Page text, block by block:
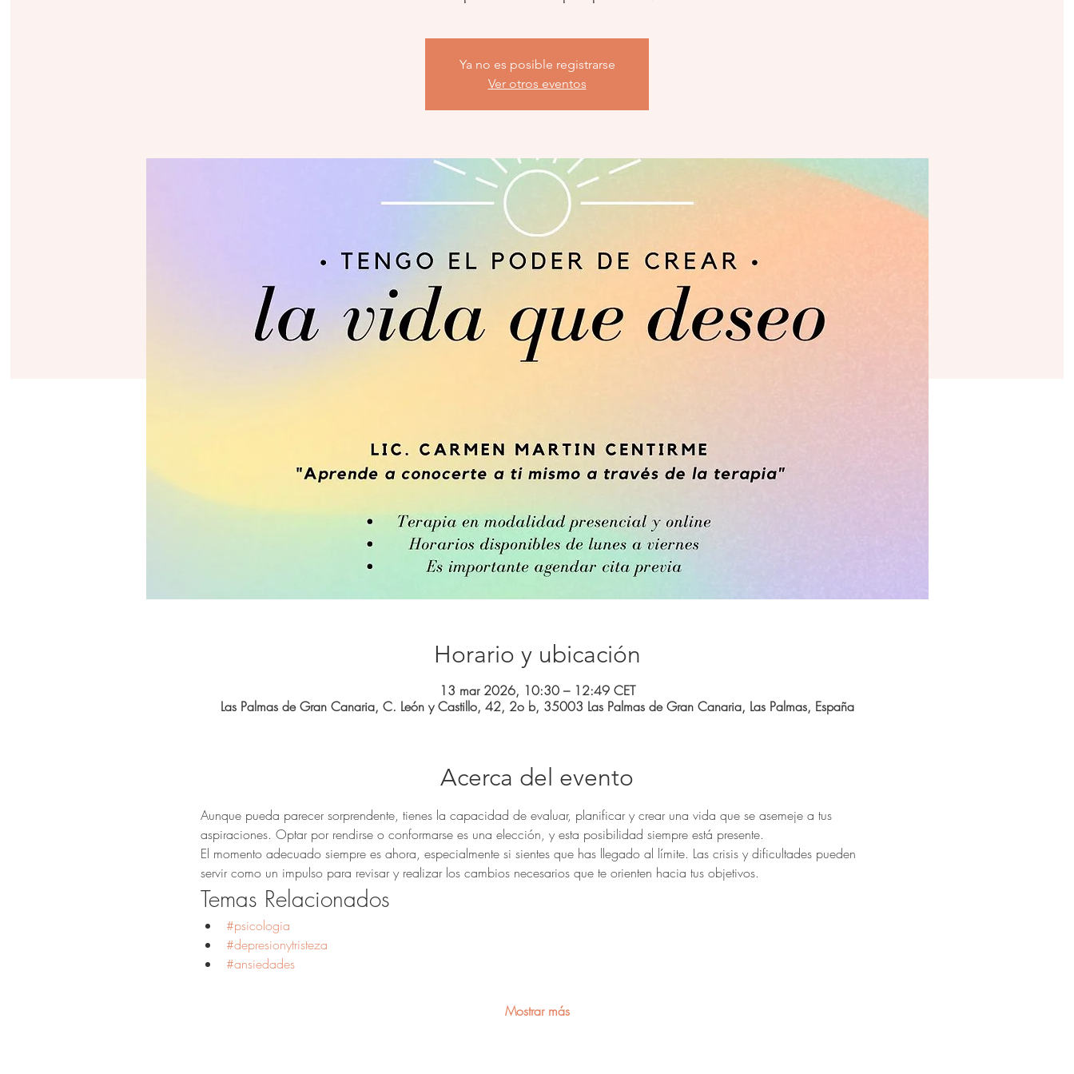
Ya no es posible registrarse
Ver otros eventos
Horario y ubicación
13 mar 2026, 10:30 – 12:49 CET
Las Palmas de Gran Canaria, C. León y Castillo, 42, 2o b, 35003 Las Palmas de Gran Canaria, Las Palmas, España
Acerca del evento
Aunque pueda parecer sorprendente, tienes la capacidad de evaluar, planificar y crear una vida que se asemeje a tus
aspiraciones. Optar por rendirse o conformarse es una elección, y esta posibilidad siempre está presente.
El momento adecuado siempre es ahora, especialmente si sientes que has llegado al límite. Las crisis y dificultades pueden
servir como un impulso para revisar y realizar los cambios necesarios que te orienten hacia tus objetivos.
Temas Relacionados
#psicologia
#depresionytristeza
#ansiedades
Mostrar más